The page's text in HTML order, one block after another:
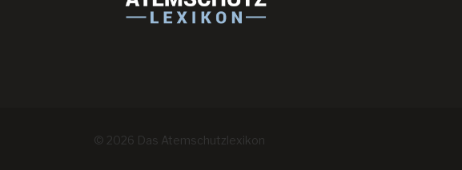
© 2026 Das Atemschutzlexikon